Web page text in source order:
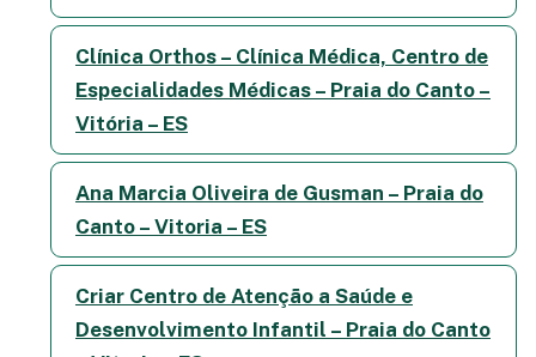
Clínica Orthos – Clínica Médica, Centro de
Especialidades Médicas – Praia do Canto –
Vitória – ES
Ana Marcia Oliveira de Gusman – Praia do
Canto – Vitoria – ES
Criar Centro de Atenção a Saúde e
Desenvolvimento Infantil – Praia do Canto